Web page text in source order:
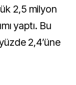
2,5 milyon
yaptı. Bu
2,4’üne